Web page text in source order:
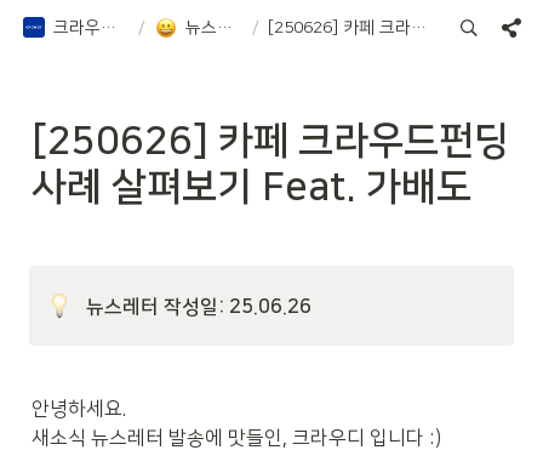
크라우디 증권 Notion / 뉴스레터, 칼럼 등 / [250626] 카페 크라우드펀딩 사례 살펴보기 Feat. 가배도
[250626] 카페 크라우드펀딩
사례 살펴보기 Feat. 가배도
뉴스레터 작성일: 25.06.26
안녕하세요.
새소식 뉴스레터 발송에 맛들인, 크라우디 입니다 :)